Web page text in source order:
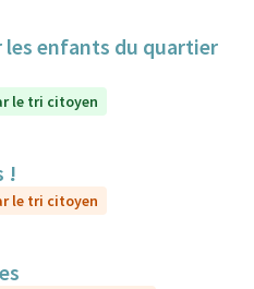
les enfants du quartier
le tri citoyen
!
le tri citoyen